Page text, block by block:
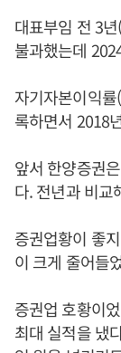
대표부임 전 3
불과했는데
자기자본이익
록하면서 2018
앞서 한양증권
다. 전년과 비교
증권업황이 좋
이 크게 줄어들
증권업 호황이
최대 실적을 냈